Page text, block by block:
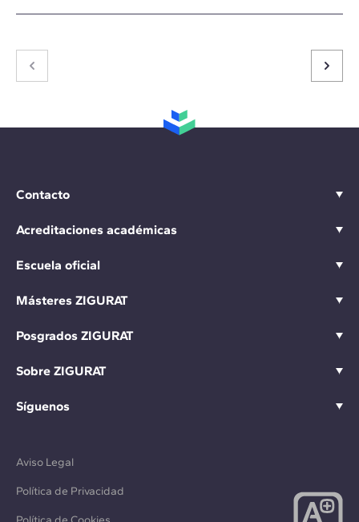
Contacto
Acreditaciones académicas
Escuela oficial
Másteres ZIGURAT
Posgrados ZIGURAT
Sobre ZIGURAT
Síguenos
Aviso Legal
Política de Privacidad